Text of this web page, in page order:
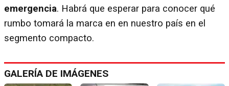
emergencia. Habrá que esperar para conocer qué
rumbo tomará la marca en en nuestro país en el
segmento compacto.
GALERÍA DE IMÁGENES